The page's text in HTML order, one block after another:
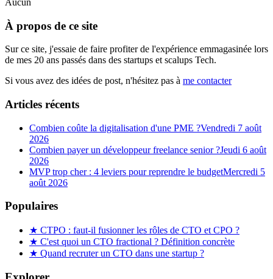
À propos de ce site
Sur ce site, j'essaie de faire profiter de l'expérience emmagasinée lors
de mes 20 ans passés dans des startups et scalups Tech.
Si vous avez des idées de post, n'hésitez pas à me contacter
Articles récents
Combien coûte la digitalisation d'une PME ?Vendredi 7 août
2026
Combien payer un développeur freelance senior ?Jeudi 6 août
2026
MVP trop cher : 4 leviers pour reprendre le budgetMercredi 5
août 2026
Populaires
★ CTPO : faut-il fusionner les rôles de CTO et CPO ?
★ C'est quoi un CTO fractional ? Définition concrète
★ Quand recruter un CTO dans une startup ?